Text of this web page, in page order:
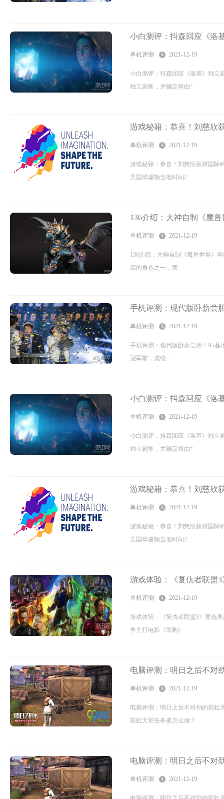
小白测评：抖森回应《洛
单机评测 2021-12-19
小白测评：抖森回应《洛基》独立
独立剧集，并确定将由“
游戏秘籍：恭喜！刘慈欣
单机评测 2021-12-19
游戏秘籍：恭喜！刘慈欣获得国际
美国华盛顿当地时间2
136介绍：大神自制《魔
单机评测 2021-12-19
136介绍：大神自制《魔兽世界》
高的角色之一，而
手机评测：现代版卧薪尝
单机评测 2021-12-19
手机评测：现代版卧薪尝胆！IG基
冠军前，成绩一
小白测评：抖森回应《洛
单机评测 2021-12-19
小白测评：抖森回应《洛基》独立
独立剧集，并确定将由“
游戏秘籍：恭喜！刘慈欣
单机评测 2021-12-19
游戏秘籍：恭喜！刘慈欣获得国际
美国华盛顿当地时间2
游戏体验：《复仇者联盟
单机评测 2021-12-19
游戏体验：《复仇者联盟3》竞选
季主打电影《黑豹》
电脑评测：明日之后不对
单机评测 2021-12-19
电脑评测：明日之后不对劲的彩虹
彩虹天堂任务要怎么做？
电脑评测：明日之后不对
单机评测 2021-12-19